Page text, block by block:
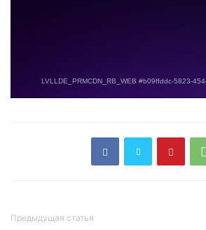
Предыдущая статья